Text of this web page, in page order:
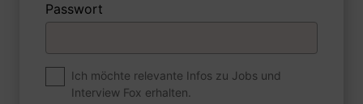
Wie sind Sie mit einer Situation
Passwort
Ich möchte relevante Infos zu Jobs und
Interview Fox erhalten.